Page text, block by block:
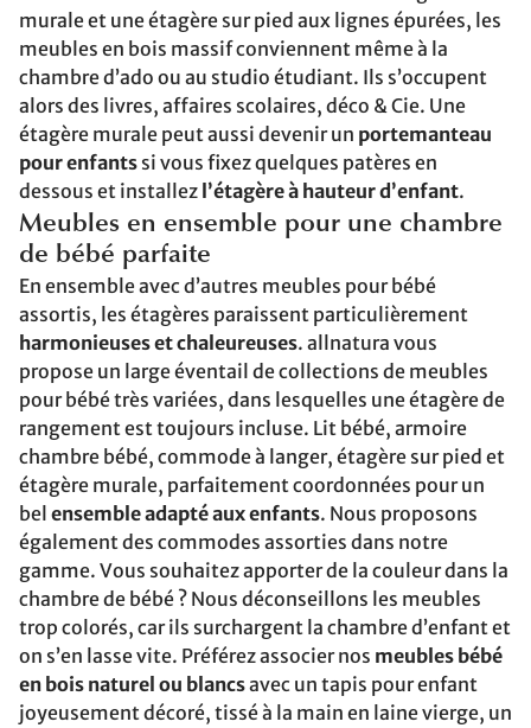
murale et une étagère sur pied aux lignes épurées, les
meubles en bois massif conviennent même à la
chambre d’ado ou au studio étudiant. Ils s’occupent
alors des livres, affaires scolaires, déco & Cie. Une
étagère murale peut aussi devenir un portemanteau
pour enfants si vous fixez quelques patères en
dessous et installez l’étagère à hauteur d’enfant.
Meubles en ensemble pour une chambre
de bébé parfaite
En ensemble avec d’autres meubles pour bébé
assortis, les étagères paraissent particulièrement
harmonieuses et chaleureuses. allnatura vous
propose un large éventail de collections de meubles
pour bébé très variées, dans lesquelles une étagère de
rangement est toujours incluse. Lit bébé, armoire
chambre bébé, commode à langer, étagère sur pied et
étagère murale, parfaitement coordonnées pour un
bel ensemble adapté aux enfants. Nous proposons
également des commodes assorties dans notre
gamme. Vous souhaitez apporter de la couleur dans la
chambre de bébé ? Nous déconseillons les meubles
trop colorés, car ils surchargent la chambre d’enfant et
on s’en lasse vite. Préférez associer nos meubles bébé
en bois naturel ou blancsavec un tapis pour enfant
joyeusement décoré, tissé à la main en laine vierge, un